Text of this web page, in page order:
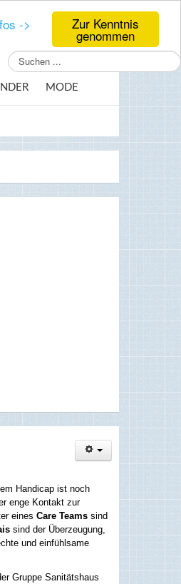
Zur Kenntnis
genommen
->
Suchen
...
MODE
Handicap ist noch
enge Kontakt zur
eines Care Teams sind
sind der Überzeugung,
und einfühlsame
Gruppe Sanitätshaus